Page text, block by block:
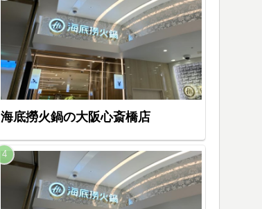
海底撈火鍋の大阪心斎橋店